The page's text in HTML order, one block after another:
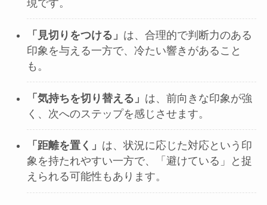
現です。
「見切りをつける」 は、合理的で判断力のある
印象を与える一方で、冷たい響きがあること
も。
「気持ちを切り替える」 は、前向きな印象が強
く、次へのステップを感じさせます。
「距離を置く」 は、状況に応じた対応という印
象を持たれやすい一方で、「避けている」と捉
えられる可能性もあります。